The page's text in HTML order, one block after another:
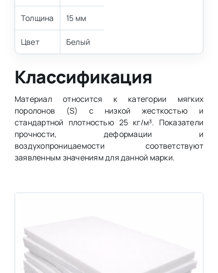
Толщина 15 мм
Цвет Белый
Классификация
Материал относится к категории мягких
поролонов (S) с низкой жесткостью и
стандартной плотностью 25 кг/м³. Показатели
прочности, деформации и
воздухопроницаемости соответствуют
заявленным значениям для данной марки.